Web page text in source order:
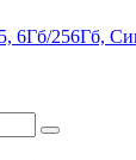
6Гб/256Гб,